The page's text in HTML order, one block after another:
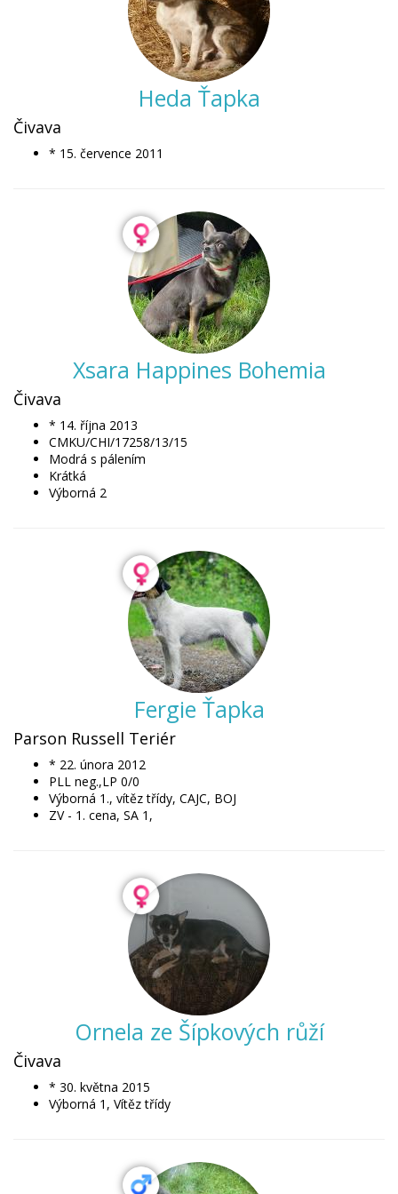
Heda Ťapka
Čivava
* 15. července 2011
Xsara Happines Bohemia
Čivava
* 14. října 2013
CMKU/CHI/17258/13/15
Modrá s pálením
Krátká
Výborná 2
Fergie Ťapka
Parson Russell Teriér
* 22. února 2012
PLL neg.,LP 0/0
Výborná 1., vítěz třídy, CAJC, BOJ
ZV - 1. cena, SA 1,
Ornela ze Šípkových růží
Čivava
* 30. května 2015
Výborná 1, Vítěz třídy